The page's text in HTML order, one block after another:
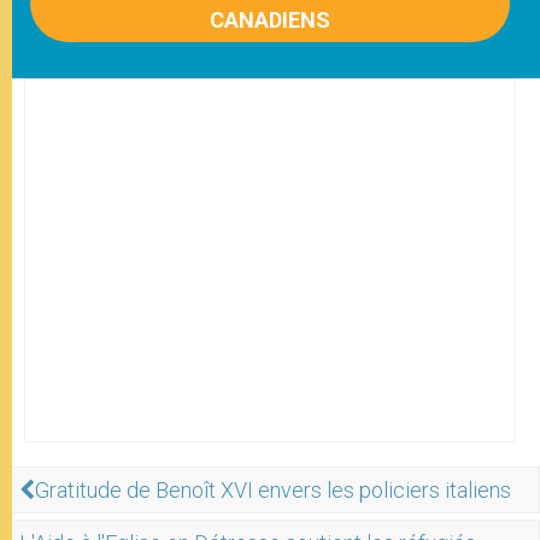
CANADIENS
Gratitude de Benoît XVI envers les policiers italiens